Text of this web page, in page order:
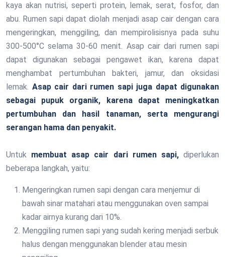
kaya akan nutrisi, seperti protein, lemak, serat, fosfor, dan
abu. Rumen sapi dapat diolah menjadi asap cair dengan cara
mengeringkan, menggiling, dan mempirolisisnya pada suhu
300-500°C selama 30-60 menit. Asap cair dari rumen sapi
dapat digunakan sebagai pengawet ikan, karena dapat
menghambat pertumbuhan bakteri, jamur, dan oksidasi
lemak. Asap cair dari rumen sapi juga dapat digunakan
sebagai pupuk organik, karena dapat meningkatkan
pertumbuhan dan hasil tanaman, serta mengurangi
serangan hama dan penyakit.
Untuk membuat asap cair dari rumen sapi,diperlukan
beberapa langkah, yaitu:
Mengeringkan rumen sapi dengan cara menjemur di
bawah sinar matahari atau menggunakan oven sampai
kadar airnya kurang dari 10%.
Menggiling rumen sapi yang sudah kering menjadi serbuk
halus dengan menggunakan blender atau mesin